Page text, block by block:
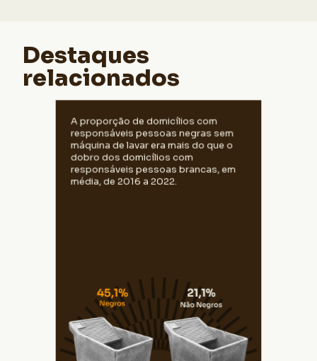
Destaques
relacionados
A proporção de domicílios com
responsáveis pessoas negras sem
máquina de lavar era mais do que o
dobro dos domicílios com
responsáveis pessoas brancas, em
média, de 2016 a 2022.
23,0% dos domicílios com responsáveis
pessoas brancas e 48,9% com
responsáveis pessoas negras não tinham
máquina de lavar, em 2016. Em 2022, mais
pessoas passaram a ter o eletrodoméstico
e esses números foram para 17,5% e
39,2%, respectivamente. Mesmo assim, as
pessoas negras sem máquina de lavar